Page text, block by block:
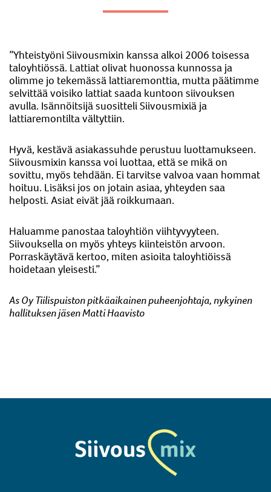
”Yhteistyöni Siivousmixin kanssa alkoi 2006 toisessa
taloyhtiössä. Lattiat olivat huonossa kunnossa ja
olimme jo tekemässä lattiaremonttia, mutta päätimme
selvittää voisiko lattiat saada kuntoon siivouksen
avulla. Isännöitsijä suositteli Siivousmixiä ja
lattiaremontilta vältyttiin.
Hyvä, kestävä asiakassuhde perustuu luottamukseen.
Siivousmixin kanssa voi luottaa, että se mikä on
sovittu, myös tehdään. Ei tarvitse valvoa vaan hommat
hoituu. Lisäksi jos on jotain asiaa, yhteyden saa
helposti. Asiat eivät jää roikkumaan.
Haluamme panostaa taloyhtiön viihtyvyyteen.
Siivouksella on myös yhteys kiinteistön arvoon.
Porraskäytävä kertoo, miten asioita taloyhtiöissä
hoidetaan yleisesti.”
As Oy Tiilispuiston pitkäaikainen puheenjohtaja, nykyinen
hallituksen jäsen Matti Haavisto